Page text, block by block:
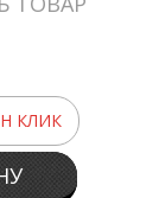
КЛИК